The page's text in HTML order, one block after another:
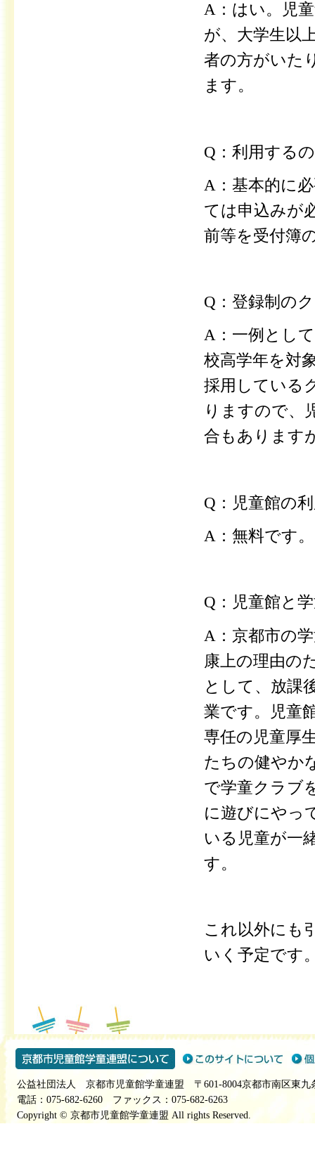
A：はい。児
が、大学生以
者の方がいた
ます。
Q：利用する
A：基本的に
ては申込みが
前等を受付簿
Q：登録制の
A：一例とし
校高学年を対
採用している
りますので、
合もあります
Q：児童館の
A：無料です。
Q：児童館と
A：京都市の
康上の理由の
として、放課
業です。児童
専任の児童厚
たちの健やか
で学童クラブ
に遊びにやっ
いる児童が一
す。
これ以外にも
いく予定です
公益社団法人 京都市児童館学童連盟 〒601-8004京都市南区東九
電話：075-682-6260 ファックス：075-682-6263
Copyright © 京都市児童館学童連盟 All rights Reserved.